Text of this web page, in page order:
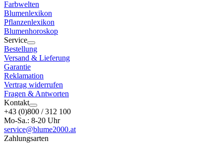
Farbwelten
Blumenlexikon
Pflanzenlexikon
Blumenhoroskop
Service
Bestellung
Versand & Lieferung
Garantie
Reklamation
Vertrag widerrufen
Fragen & Antworten
Kontakt
+43 (0)800 / 312 100
Mo-Sa.: 8-20 Uhr
service@blume2000.at
Zahlungsarten